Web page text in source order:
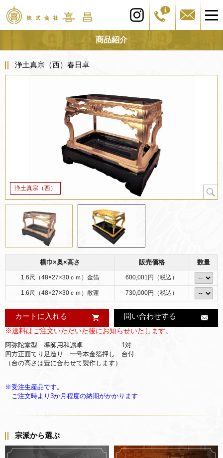
商品紹介
浄土真宗（西）春日卓
浄土真宗（西）
横巾×奥×高さ 販売価格 数量
1.6尺（48×27×30ｃｍ）金箔 600,001円（税込）
1.6尺（48×27×30ｃｍ）散蓮 730,000円（税込）
カートに入れる 問い合わせする
※送料はご注文いただいた後にお知らせいたします。
阿弥陀堂型 導師用和讃卓 1対
四方正面てり足造り 一号本金箔押し 台付
（台の高さは畳に合わせて製作します）
※受注生産品です。
ご注文時より3か月程度の納期がかかります
宗派から選ぶ